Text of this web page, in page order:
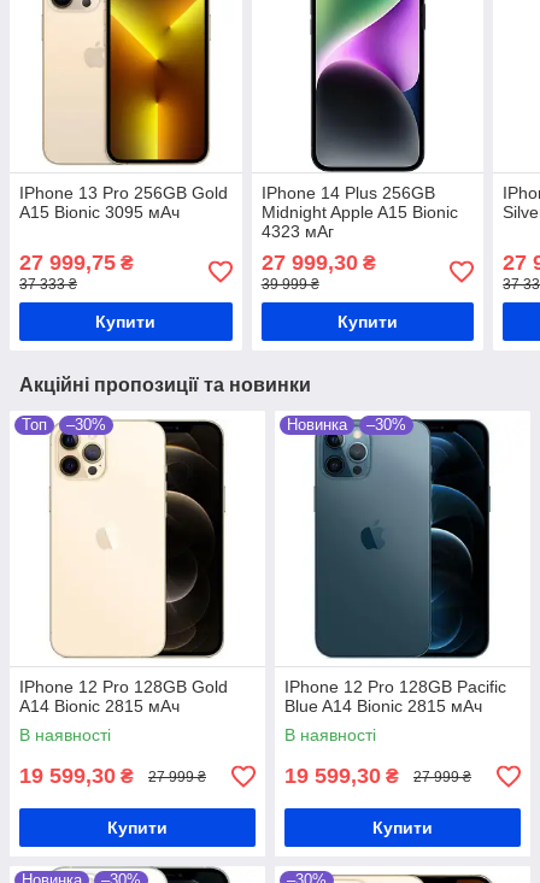
IPhone 13 Pro 256GB Gold
A15 Bionic 3095 мАч
27 999,75 ₴
37 333 ₴
Купити
IPhone 14 Plus 256GB
Midnight Apple A15 Bionic
4323 мАг
27 999,30₴
39 999 ₴
Купити
27
37
Акційні пропозиції та новинки
Топ –30%
IPhone 12 Pro 128GB Gold
A14 Bionic 2815 мАч
В наявності
19 599,30 ₴ 27 999 ₴
Купити
Новинка –30%
IPhone 12 Pro 128GB Pacific
Blue A14 Bionic 2815 мАч
В наявності
19 599,30 ₴ 27 999 ₴
Купити